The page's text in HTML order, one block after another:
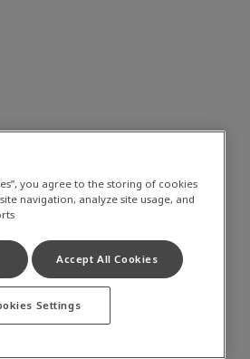
you agree to the storing of cookies
navigation, analyze site usage, and
Accept All Cookies
Settings